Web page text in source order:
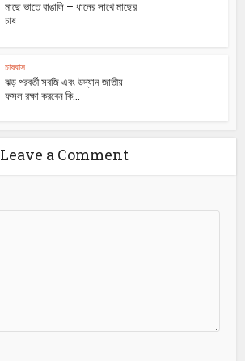
মাছে ভাতে বাঙালি – ধানের সাথে মাছের
চাষ
চাষবাস
ঝড় পরবর্তী সবজি এবং উদ্যান জাতীয়
ফসল রক্ষা করবেন কি...
Leave a Comment